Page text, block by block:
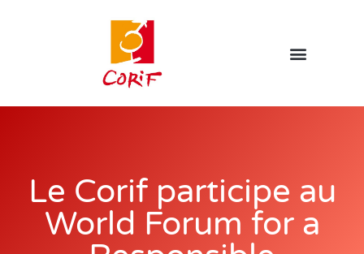
Le Corif participe au
World Forum for a